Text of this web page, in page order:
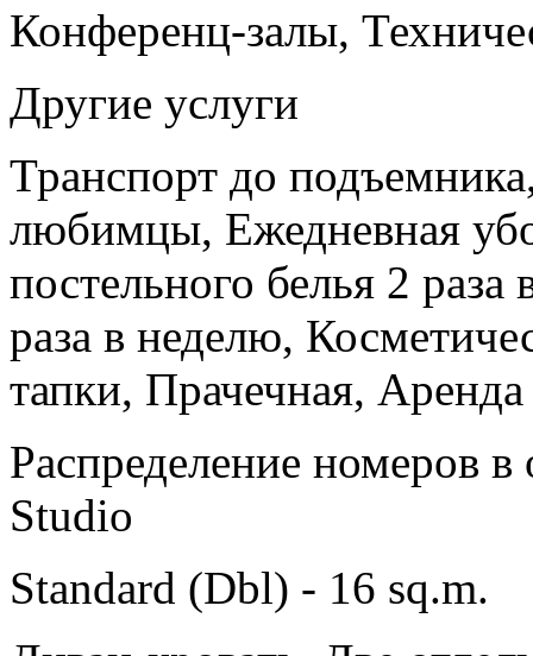
Конференц-залы,
Другие услуги
Транспорт до
любимцы, Ежедневная
постельного белья 2
раза в неделю,
тапки, Прачечная,
Распределение номеров в
Studio
Standard (Dbl) - 16 sq.m.